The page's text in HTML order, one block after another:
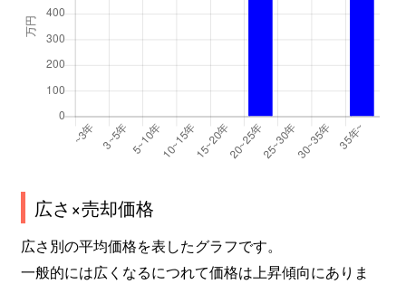
広さ×売却価格
広さ別の平均価格を表したグラフです。
一般的には広くなるにつれて価格は上昇傾向にありま